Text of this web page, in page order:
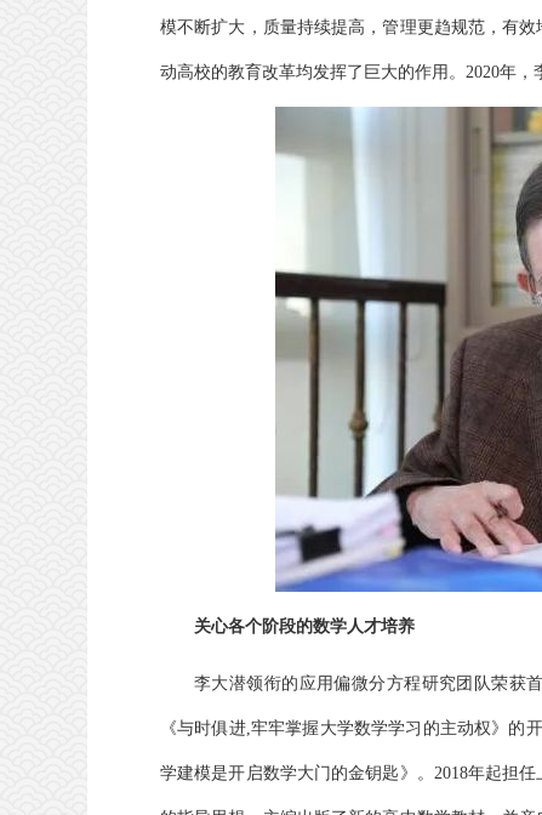
模不断扩大，质量持续提高，管理更趋规范，有
动高校的教育改革均发挥了巨大的作用。2020年，
关心各个阶段的数学人才培养
李大潜领衔的应用偏微分方程研究团队荣获
《与时俱进,牢牢掌握大学数学学习的主动权》的
学建模是开启数学大门的金钥匙》。2018年起担